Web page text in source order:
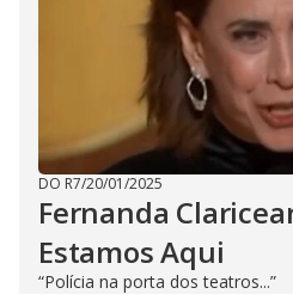
DO R7/20/01/2025
Fernanda
Estamos Aqui
“Polícia na porta dos teatros...”